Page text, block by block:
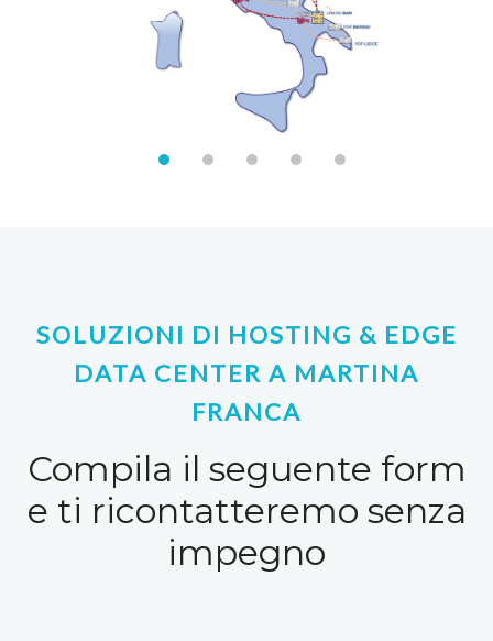
SOLUZIONI DI HOSTING & EDGE
DATA CENTER A MARTINA
FRANCA
Compila il seguente form
e ti ricontatteremo senza
impegno